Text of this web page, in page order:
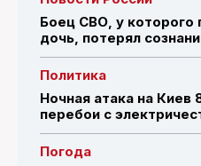
Боец СВО, у которого
дочь, потерял
Политика
Ночная атака на Киев
перебои с
Погода